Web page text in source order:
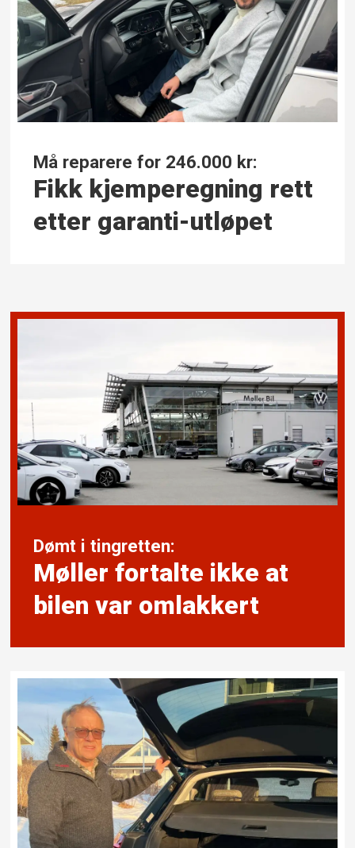
Må reparere for 246.000 kr:
Fikk kjempe­regning rett
etter garanti-utløpet
Dømt i tingretten:
Møller fortalte ikke at
bilen var omlakkert